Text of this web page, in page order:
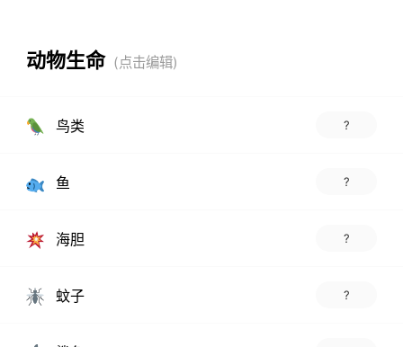
动物生命
鸟类 ?
鱼 ?
海胆 ?
蚊子 ?